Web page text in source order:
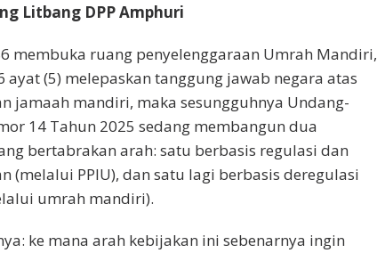
Litbang DPP Amphuri
membuka ruang penyelenggaraan Umrah Mandiri,
ayat (5) melepaskan tanggung jawab negara atas
jamaah mandiri, maka sesungguhnya Undang-
14 Tahun 2025 sedang membangun dua
bertabrakan arah: satu berbasis regulasi dan
(melalui PPIU), dan satu lagi berbasis deregulasi
umrah mandiri).
ke mana arah kebijakan ini sebenarnya ingin